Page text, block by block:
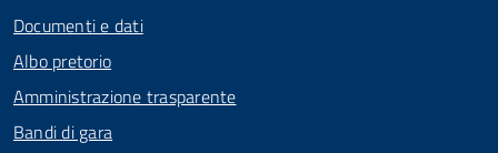
Documenti e dati
Albo pretorio
Amministrazione trasparente
Bandi di gara